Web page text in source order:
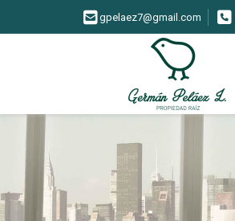
gpelaez7@gmail.com